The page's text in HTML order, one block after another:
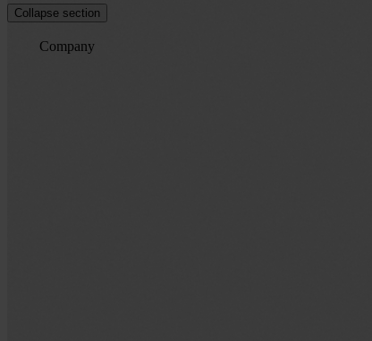
Collapse section
Company